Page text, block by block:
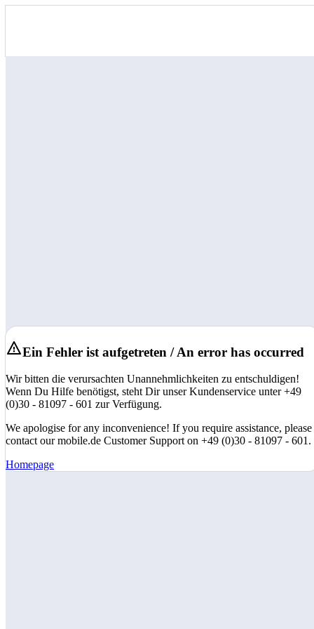
Ein Fehler ist aufgetreten / An error has occurred
Wir bitten die verursachten Unannehmlichkeiten zu entschuldigen!
Wenn Du Hilfe benötigst, steht Dir unser Kundenservice unter +49
(0)30 - 81097 - 601 zur Verfügung.
We apologise for any inconvenience! If you require assistance, please
contact our mobile.de Customer Support on +49 (0)30 - 81097 - 601.
Homepage